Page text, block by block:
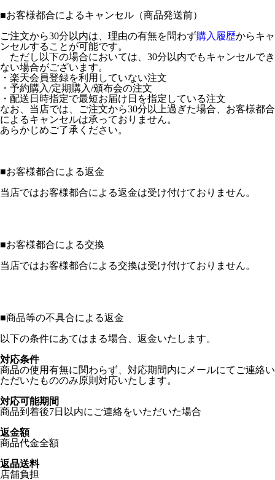
■お客様都合によるキャンセル（商品発送前）
ご注文から30分以内は、理由の有無を問わず購入履歴からキャ
ンセルすることが可能です。
ただし以下の場合においては、30分以内でもキャンセルでき
ない場合がございます。
・楽天会員登録を利用していない注文
・予約購入/定期購入/頒布会の注文
・配送日時指定で最短お届け日を指定している注文
なお、当店では、ご注文から30分以上過ぎた場合、お客様都合
によるキャンセルは承っておりません。
あらかじめご了承ください。
■お客様都合による返金
当店ではお客様都合による返金は受け付けておりません。
■お客様都合による交換
当店ではお客様都合による交換は受け付けておりません。
■商品等の不具合による返金
以下の条件にあてはまる場合、返金いたします。
対応条件
商品の使用有無に関わらず、対応期間内にメールにてご連絡い
ただいたもののみ原則対応いたします。
対応可能期間
商品到着後7日以内にご連絡をいただいた場合
返金額
商品代金全額
返品送料
店舗負担